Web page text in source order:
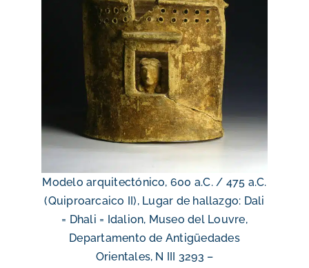
Modelo arquitectónico, 600 a.C. / 475 a.C.
(Quiproarcaico II), Lugar de hallazgo: Dali
= Dhali = Idalion, Museo del Louvre,
Departamento de Antigüedades
Orientales, N III 3293 –